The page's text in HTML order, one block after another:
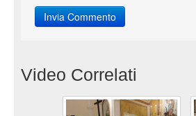
Video Correlati